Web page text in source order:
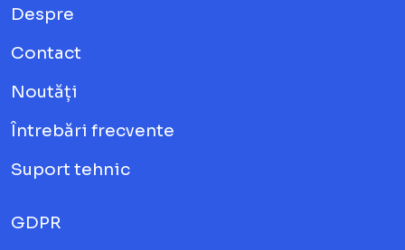
Despre
Contact
Noutăți
Întrebări frecvente
Suport tehnic
GDPR